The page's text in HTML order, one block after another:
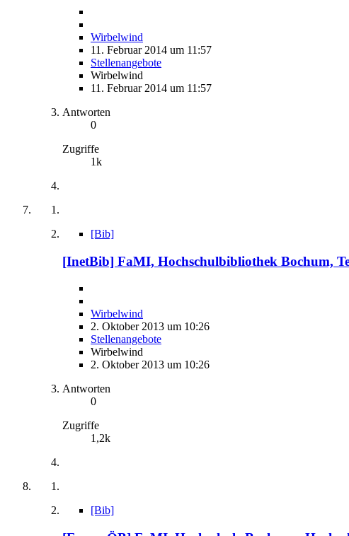
Wirbelwind
11. Februar 2014 um 11:57
Stellenangebote
Wirbelwind
11. Februar 2014 um 11:57
Antworten
0
Zugriffe
1k
[Bib]
[InetBib] FaMI, Hochschulbibliothek Bochum,
Wirbelwind
2. Oktober 2013 um 10:26
Stellenangebote
Wirbelwind
2. Oktober 2013 um 10:26
Antworten
0
Zugriffe
1,2k
[Bib]